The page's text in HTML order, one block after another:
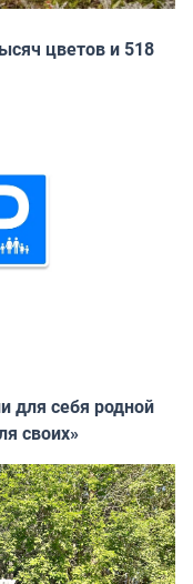
цветов и 518
для себя родной
своих»